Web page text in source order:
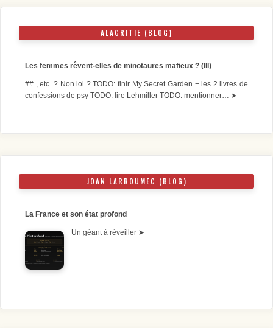
ALACRITIE (BLOG)
Les femmes rêvent-elles de minotaures mafieux ? (III)
## , etc. ? Non lol ? TODO: finir My Secret Garden + les 2 livres de
confessions de psy TODO: lire Lehmiller TODO: mentionner… ➤
JOAN LARROUMEC (BLOG)
La France et son état profond
Un géant à réveiller ➤